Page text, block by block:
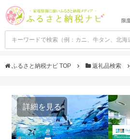
限
ふるさと納税ナビ TOP 返礼品検索
詳細を見る